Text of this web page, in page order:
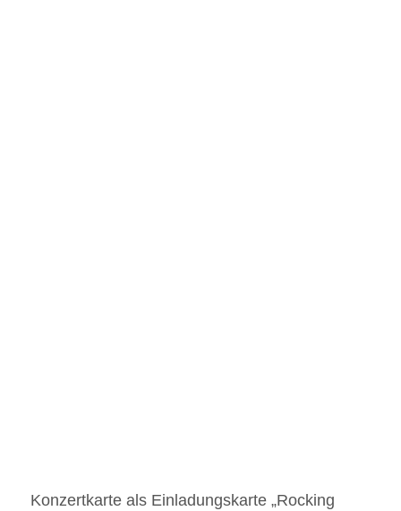
Konzertkarte als Einladungskarte „Rocking